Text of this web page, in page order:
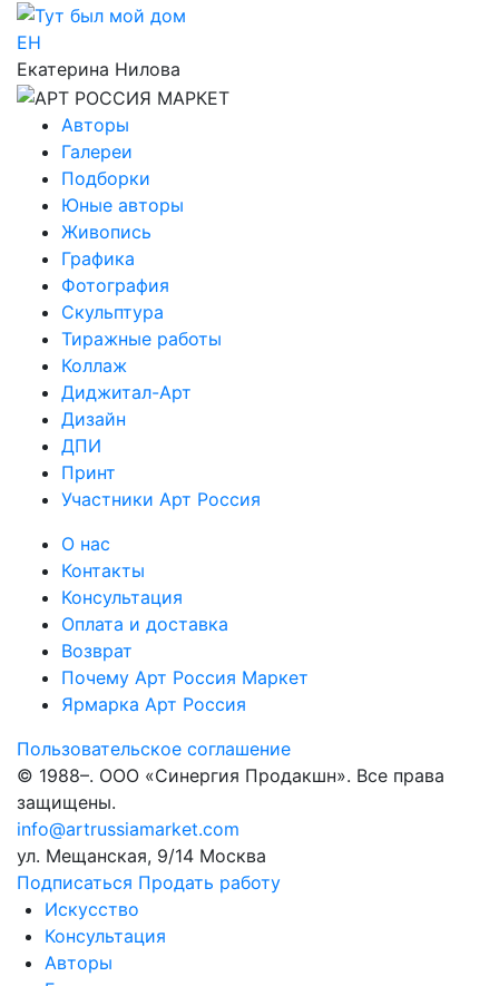
ЕН
Екатерина Нилова
Авторы
Галереи
Подборки
Юные авторы
Живопись
Графика
Фотография
Скульптура
Тиражные работы
Коллаж
Диджитал-Арт
Дизайн
ДПИ
Принт
Участники Арт Россия
О нас
Контакты
Консультация
Оплата и доставка
Возврат
Почему Арт Россия Маркет
Ярмарка Арт Россия
Пользовательское соглашение
© 1988–. ООО «Синергия Продакшн». Все права
защищены.
info@artrussiamarket.com
ул. Мещанская, 9/14 Москва
Подписаться Продать работу
Искусство
Консультация
Авторы